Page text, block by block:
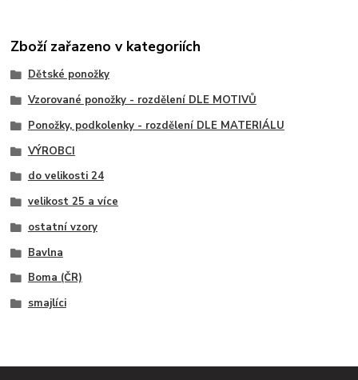
Zboží zařazeno v kategoriích
Dětské ponožky
Vzorované ponožky - rozdělení DLE MOTIVŮ
Ponožky, podkolenky - rozdělení DLE MATERIÁLU
VÝROBCI
do velikosti 24
velikost 25 a více
ostatní vzory
Bavlna
Boma (ČR)
smajlíci